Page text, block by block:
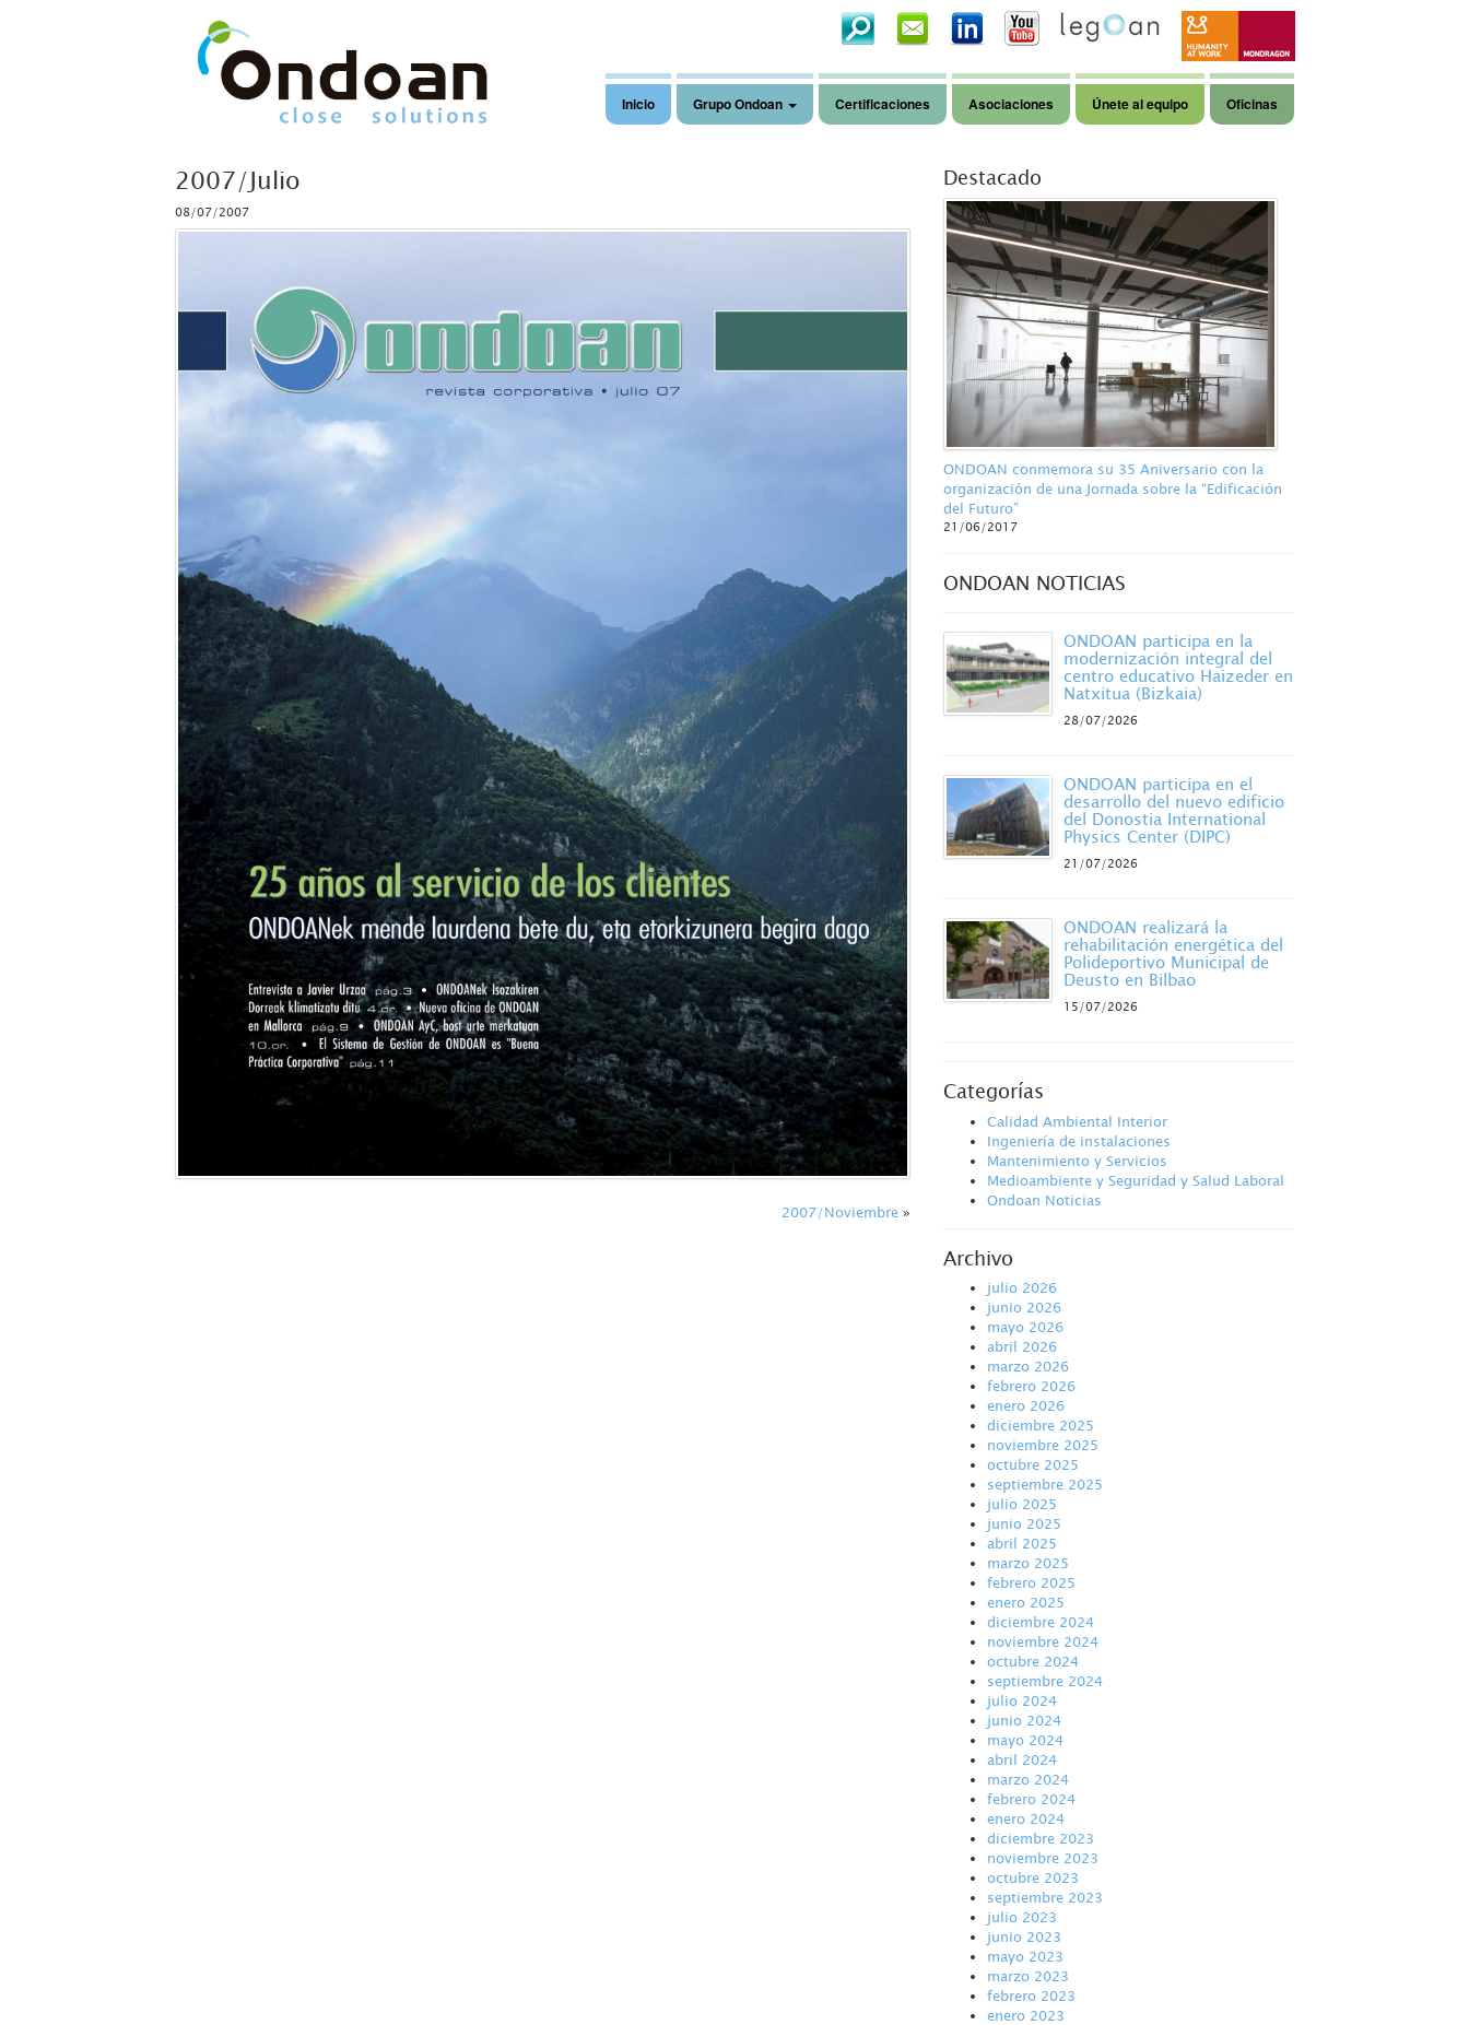
Inicio Grupo Ondoan Certificaciones Asociaciones Únete al equipo Oficinas
2007/Julio
08/07/2007
2007/Noviembre»
Destacado
ONDOAN conmemora su 35 Aniversario con la
organización de una Jornada sobre la “Edificación
del Futuro”
21/06/2017
ONDOAN NOTICIAS
ONDOAN participa en la
modernización integral del
centro educativo Haizeder en
Natxitua (Bizkaia)
28/07/2026
ONDOAN participa en el
desarrollo del nuevo edificio
del Donostia International
Physics Center (DIPC)
21/07/2026
ONDOAN realizará la
rehabilitación energética del
Polideportivo Municipal de
Deusto en Bilbao
15/07/2026
Categorías
Calidad Ambiental Interior
Ingeniería de instalaciones
Mantenimiento y Servicios
Medioambiente y Seguridad y Salud Laboral
Ondoan Noticias
Archivo
julio 2026
junio 2026
mayo 2026
abril 2026
marzo 2026
febrero 2026
enero 2026
diciembre 2025
noviembre 2025
octubre 2025
septiembre 2025
julio 2025
junio 2025
abril 2025
marzo 2025
febrero 2025
enero 2025
diciembre 2024
noviembre 2024
octubre 2024
septiembre 2024
julio 2024
junio 2024
mayo 2024
abril 2024
marzo 2024
febrero 2024
enero 2024
diciembre 2023
noviembre 2023
octubre 2023
septiembre 2023
julio 2023
junio 2023
mayo 2023
marzo 2023
febrero 2023
enero 2023